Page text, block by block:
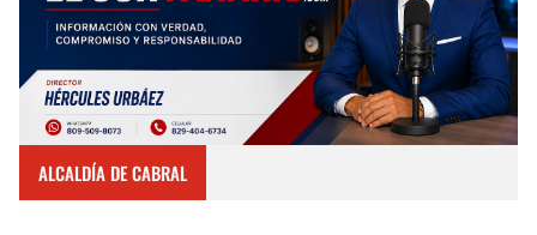
ALCALDÍA DE CABRAL